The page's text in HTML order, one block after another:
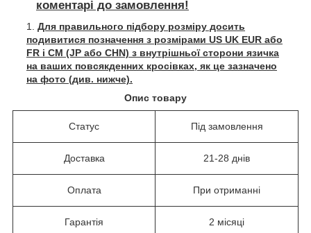
коментарі до замовлення!
Для правильного підбору розміру досить
подивитися позначення з розмірами US UK EUR або
FR і СМ (JP або CHN) з внутрішньої сторони язичка
на ваших повсякденних кросівках, як це зазначено
на фото (див. нижче).
Опис товару
Статус Під замовлення
Доставка 21-28 днів
Оплата При отриманні
Гарантія 2 місяці